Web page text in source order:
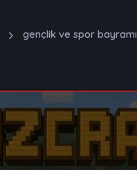
gençlik ve spor bayramı